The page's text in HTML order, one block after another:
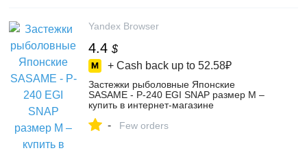
Yandex Browser
4.4 $
+ Cash back up to 52.58₽
Застежки рыболовные Японские
SASAME - P-240 EGI SNAP размер M –
купить в интернет-магазине
5151126647
- Few orders